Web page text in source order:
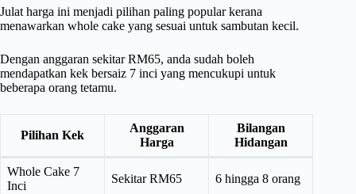
Julat harga ini menjadi pilihan paling popular kerana
menawarkan whole cake yang sesuai untuk sambutan kecil.
Dengan anggaran sekitar RM65, anda sudah boleh
mendapatkan kek bersaiz 7 inci yang mencukupi untuk
beberapa orang tetamu.
Pilihan Kek
Anggaran
Harga
Bilangan
Hidangan
Whole Cake 7
Inci
Sekitar RM65 6 hingga 8 orang